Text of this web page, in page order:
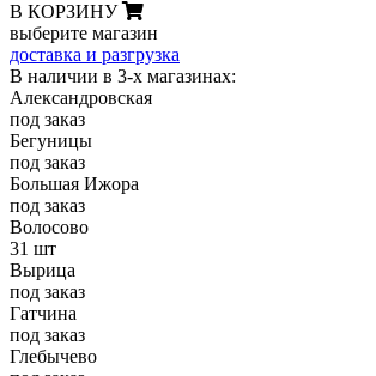
В КОРЗИНУ
выберите магазин
доставка и разгрузка
В наличии в 3-х магазинах:
Александровская
под заказ
Бегуницы
под заказ
Большая Ижора
под заказ
Волосово
31 шт
Вырица
под заказ
Гатчина
под заказ
Глебычево